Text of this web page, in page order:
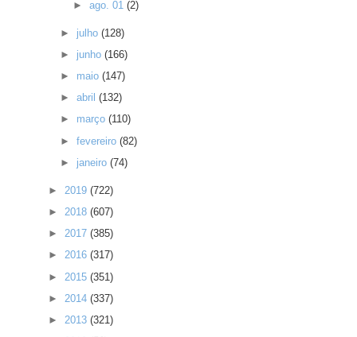
► ago. 01 (2)
► julho(128)
► junho(166)
► maio(147)
►abril(132)
► março(110)
►fevereiro(82)
► janeiro(74)
► 2019 (722)
► 2018 (607)
► 2017 (385)
► 2016 (317)
► 2015 (351)
► 2014 (337)
► 2013 (321)